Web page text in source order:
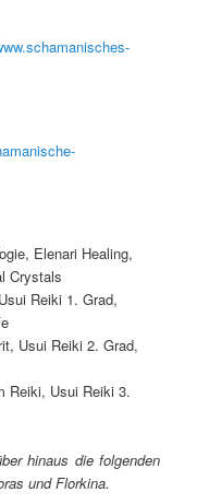
Elenari Healing,
Crystals
Reiki 1. Grad,
Usui Reiki 2. Grad,
Reiki, Usui Reiki 3.
hinaus die folgenden
und Florkina.